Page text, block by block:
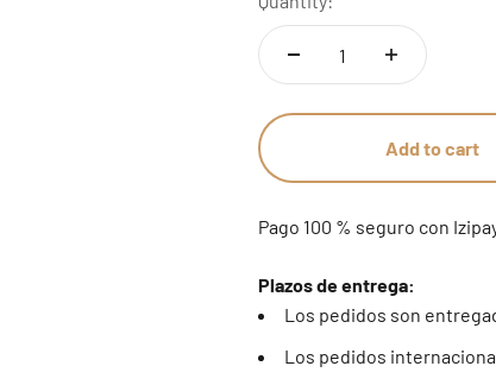
Add to cart
Pago 100 % seguro con
Plazos de entrega:
Los pedidos son
Los pedidos